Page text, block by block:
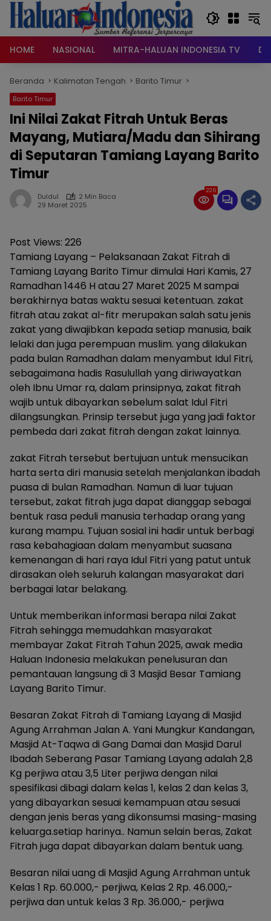
Langsung
konten
HOME
NASIONAL MITRA-HALUAN INDONESIA TV
Beranda Kalimatan Tengah Barito Timur
Barito Timur
Ini Nilai Zakat Fitrah Untuk Beras
Mayang, Mutiara/Madu dan Sihirang
di Seputaran Tamiang Layang Barito
Timur
Duldul
2 Min Baca
29 Maret 2025
226
Post Views: 226
Tamiang Layang – Pelaksanaan Zakat Fitrah di
Tamiang Layang Barito Timur dimulai Hari Kamis, 27
Ramadhan 1446 H atau 27 Maret 2025 M sampai
berakhirnya batas waktu sesuai ketentuan. zakat
fitrah atau zakat al-fitr merupakan salah satu jenis
zakat yang diwajibkan kepada setiap manusia, baik
lelaki dan juga perempuan muslim. yang dilakukan
pada bulan Ramadhan dalam menyambut Idul Fitri,
sebagaimana hadis Rasulullah yang diriwayatkan
oleh Ibnu Umar ra, dalam prinsipnya, zakat fitrah
wajib untuk dibayarkan sebelum salat Idul Fitri
dilangsungkan. Prinsip tersebut juga yang jadi faktor
pembeda dari zakat fitrah dengan zakat lainnya.
zakat Fitrah tersebut bertujuan untuk mensucikan
harta serta diri manusia setelah menjalankan ibadah
puasa di bulan Ramadhan. Namun di luar tujuan
tersebut, zakat fitrah juga dapat dianggap sebagai
bentuk rasa peduli manusia terhadap orang yang
kurang mampu. Tujuan sosial ini hadir untuk berbagi
rasa kebahagiaan dalam menyambut suasana
kemenangan di hari raya Idul Fitri yang patut untuk
dirasakan oleh seluruh kalangan masyarakat dari
berbagai latar belakang.
Untuk memberikan informasi berapa nilai Zakat
Fitrah sehingga memudahkan masyarakat
membayar Zakat Fitrah Tahun 2025, awak media
Haluan Indonesia melakukan penelusuran dan
pemantauan langsung di 3 Masjid Besar Tamiang
Layang Barito Timur.
Besaran Zakat Fitrah di Tamiang Layang di Masjid
Agung Arrahman Jalan A. Yani Mungkur Kandangan,
Masjid At-Taqwa di Gang Damai dan Masjid Darul
Ibadah Seberang Pasar Tamiang Layang adalah 2,8
Kg perjiwa atau 3,5 Liter perjiwa dengan nilai
spesifikasi dibagi dalam kelas 1, kelas 2 dan kelas 3,
yang dibayarkan sesuai kemampuan atau sesuai
dengan jenis beras yang dikonsumsi masing-masing
keluarga.setiap harinya.. Namun selain beras, Zakat
Fitrah juga dapat dibayarkan dalam bentuk uang.
Besaran nilai uang di Masjid Agung Arrahman untuk
Kelas 1 Rp. 60.000,- perjiwa, Kelas 2 Rp. 46.000,-
perjiwa dan untuk kelas 3 Rp. 36.000,- perjiwa